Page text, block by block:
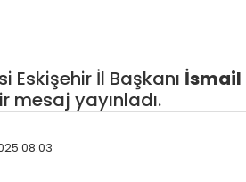
İl Başkanı İsmail
mesaj yayınladı.
08:03